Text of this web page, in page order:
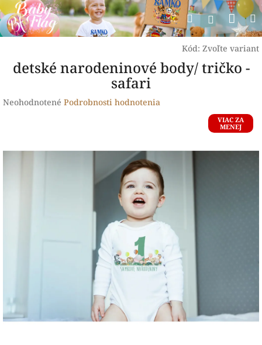
Prejsť
na
obsah
Hľadať
Kód: Zvoľte variant
detské narodeninové body/ tričko -
safari
Priemerné
0,0
Neohodnotené Podrobnosti hodnotenia
VIAC ZA
MENEJ